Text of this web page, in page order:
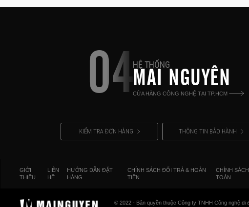
04HỆ THỐNG
MAI NGUYÊN
CỬA HÀNG CÔNG NGHỆ TẠI TP.HCM
KIỂM TRA ĐƠN HÀNG THÔNG TIN BẢO HÀNH
GIỚI
THIỆU
LIÊN
HỆ
HƯỚNG DẪN ĐẶT
HÀNG
CHÍNH SÁCH ĐỔI TRẢ & HOÀN
TIỀN
CHÍNH
TOÁN
© 2022 - Bản quyền thuộc Công ty TNHH Công nghệ di